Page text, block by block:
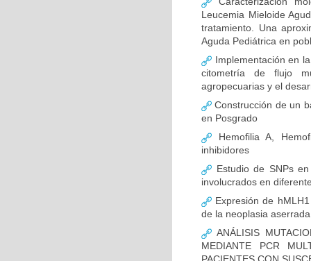
Leucemia Mieloide
tratamiento. Una
Aguda Pediátrica en
Implementación en
citometría de flujo
agropecuarias y el
Construcción de un
en Posgrado
Hemofilia A,
inhibidores
Estudio de SNPs
involucrados en
Expresión de
de la neoplasia
ANÁLISIS
MEDIANTE PCR